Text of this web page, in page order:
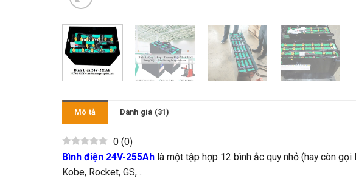
Mô tả Đánh giá (31)
0 (0)
Bình điện 24V-255Ah là một tập hợp 12 bình ắc quy nhỏ (hay còn
Kobe, Rocket, GS,…